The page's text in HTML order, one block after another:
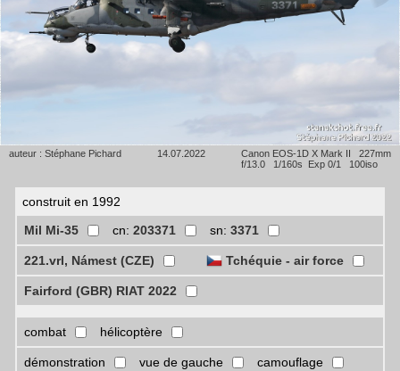
auteur : Stéphane Pichard 14.07.2022
Canon EOS-1D X Mark II 227mm
f/13.0 1/160s Exp 0/1 100iso
construit en 1992
Mil Mi-35
cn: 203371 sn: 3371
221.vrl, Námest (CZE) Tchéquie - air force
Fairford (GBR) RIAT 2022
combat hélicoptère
démonstration vue de gauche camouflage